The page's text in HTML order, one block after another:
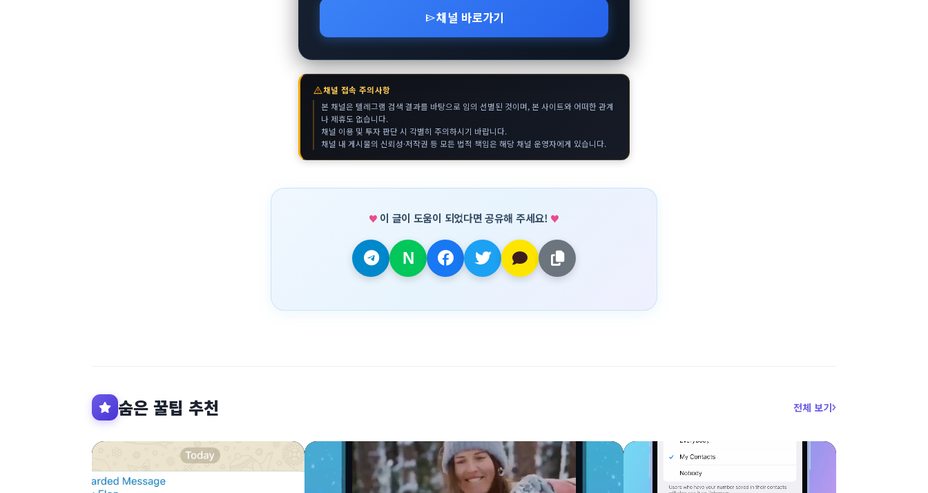
send채널 바로가기
warning채널 접속 주의사항
본 채널은 텔레그램 검색 결과를 바탕으로 임의 선별된 것이며, 본 사이트와 어떠한 관계
나 제휴도 없습니다.
채널 이용 및 투자 판단 시 각별히 주의하시기 바랍니다.
채널 내 게시물의 신뢰성·저작권 등 모든 법적 책임은 해당 채널 운영자에게 있습니다.
이 글이 도움이 되었다면 공유해 주세요!
숨은 꿀팁 추천 전체 보기